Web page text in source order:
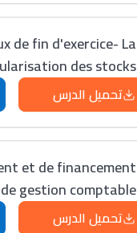
de fin d'exercice- La
des stocks
تحميل الدرس
et de financement
gestion comptable
تحميل الدرس